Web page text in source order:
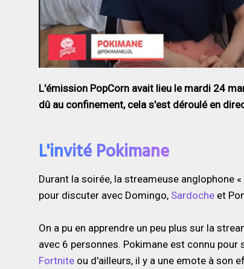
L'émission PopCorn avait lieu le mardi 24
dû au confinement, cela s'est déroulé en
L'invité Pokimane
Durant la soirée, la streameuse anglophone «
pour discuter avec Domingo, Sardocheet
On a pu en apprendre un peu plus sur la
avec 6 personnes. Pokimane est connu
Fortniteou d'ailleurs, il y a une emote à son